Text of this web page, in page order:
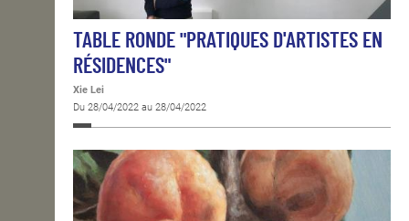
TABLE RONDE "PRATIQUES D'ARTISTES EN
RÉSIDENCES"
Xie Lei
Du 28/04/2022 au 28/04/2022